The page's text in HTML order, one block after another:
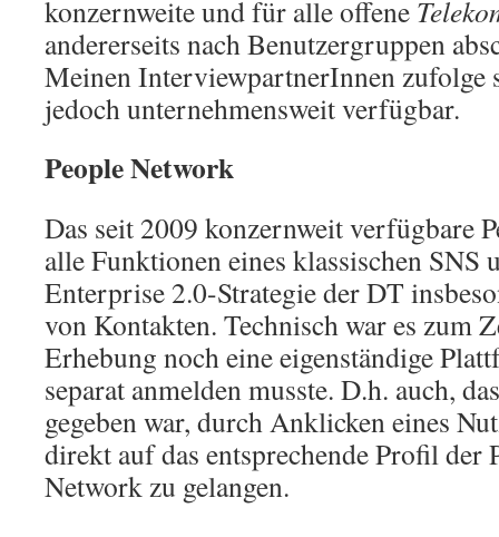
konzernweite und für alle offene
andererseits nach Benutzergruppen
Meinen InterviewpartnerInnen zufolge
jedoch unternehmensweit verfügbar.
People Network
Das seit 2009 konzernweit verfügbare
alle Funktionen eines klassischen SNS
Enterprise 2.0-Strategie der DT
von Kontakten. Technisch war es zum
Erhebung noch eine eigenständige
separat anmelden musste. D.h. auch,
gegeben war, durch Anklicken eines
direkt auf das entsprechende Profil der
Network zu gelangen.